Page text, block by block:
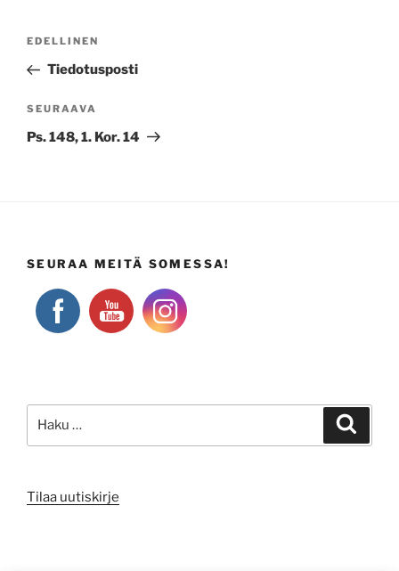
Edellinen
artikkeli
EDELLINEN
Tiedotusposti
Seuraava
artikkeli
SEURAAVA
Ps. 148, 1. Kor. 14
SEURAA MEITÄ SOMESSA!
Tilaa uutiskirje